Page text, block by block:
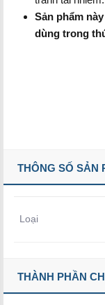
Sản phẩm
dùng trong
THÔNG SỐ SẢN
Loại
THÀNH PHẦN